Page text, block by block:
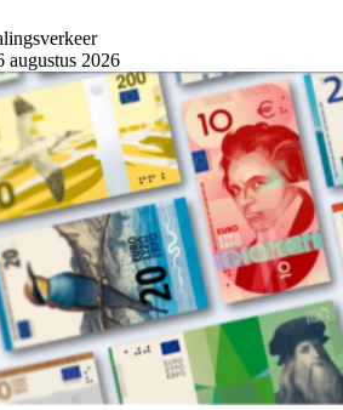
augustus 2026